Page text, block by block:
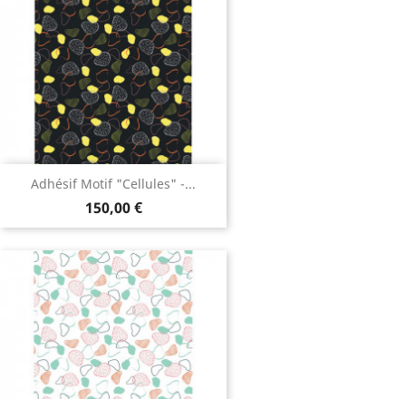
Adhésif Motif "Cellules" -...
150,00 €